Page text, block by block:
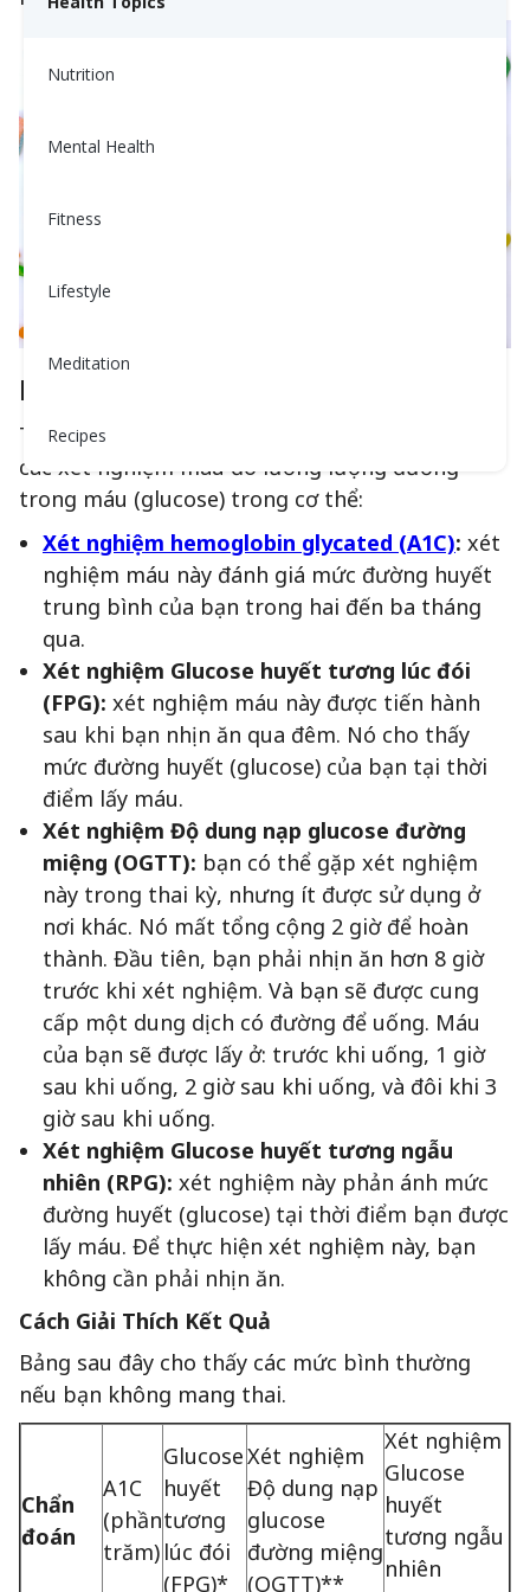
Nutrition
Mental Health
Fitness
Lifestyle
Meditation
Recipes
Kiểm tra Tiểu Đường Typ 2
Tiểu Đường Typ 2
các xét nghiệm máu đo lường lượng đường
trong máu (glucose) trong cơ thể:
Xét nghiệm hemoglobin glycated (A1C): xét
nghiệm máu này đánh giá mức đường huyết
trung bình của bạn trong hai đến ba tháng
qua.
Xét nghiệm Glucose huyết tương lúc đói
(FPG): xét nghiệm máu này được tiến hành
sau khi bạn nhịn ăn qua đêm. Nó cho thấy
mức đường huyết (glucose) của bạn tại thời
điểm lấy máu.
Xét nghiệm Độ dung nạp glucose đường
miệng (OGTT): bạn có thể gặp xét nghiệm
này trong thai kỳ, nhưng ít được sử dụng ở
nơi khác. Nó mất tổng cộng 2 giờ để hoàn
thành. Đầu tiên, bạn phải nhịn ăn hơn 8 giờ
trước khi xét nghiệm. Và bạn sẽ được cung
cấp một dung dịch có đường để uống. Máu
của bạn sẽ được lấy ở: trước khi uống, 1 giờ
sau khi uống, 2 giờ sau khi uống, và đôi khi 3
giờ sau khi uống.
Xét nghiệm Glucose huyết tương ngẫu
nhiên (RPG): xét nghiệm này phản ánh mức
đường huyết (glucose) tại thời điểm bạn được
lấy máu. Để thực hiện xét nghiệm này, bạn
không cần phải nhịn ăn.
Cách Giải Thích Kết Quả
Bảng sau đây cho thấy các mức bình thường
nếu bạn không mang thai.
Chẩn
đoán
A1C
(phần
trăm)
Glucose
huyết
tương
lúc đói
(FPG)*
Xét nghiệm
Độ dung nạp
glucose
đường miệng
(OGTT)**
Xét nghiệm
Glucose
huyết
tương ngẫu
nhiên